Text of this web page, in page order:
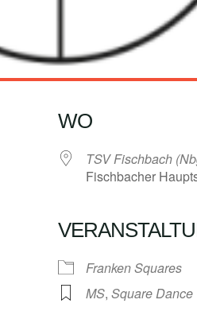
Google Kalender
WO
TSV Fischbach
Fischbacher
Franken Squares
MS, Square Dance